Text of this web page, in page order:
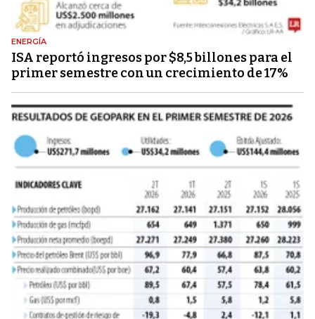
ENERGÍA
ISA reportó ingresos por $8,5 billones para el
primer semestre con un crecimiento de 17%